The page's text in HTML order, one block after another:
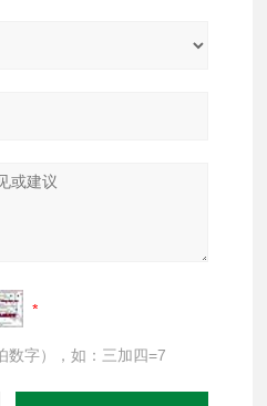
数字），如：三加四=7